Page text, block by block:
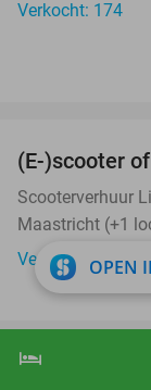
shopping_cart
hotel
Verkocht: 174
(E-)scooter
Scooterverhuur
Maastricht (+1
Verkocht: 557
Entree voor
OPEN